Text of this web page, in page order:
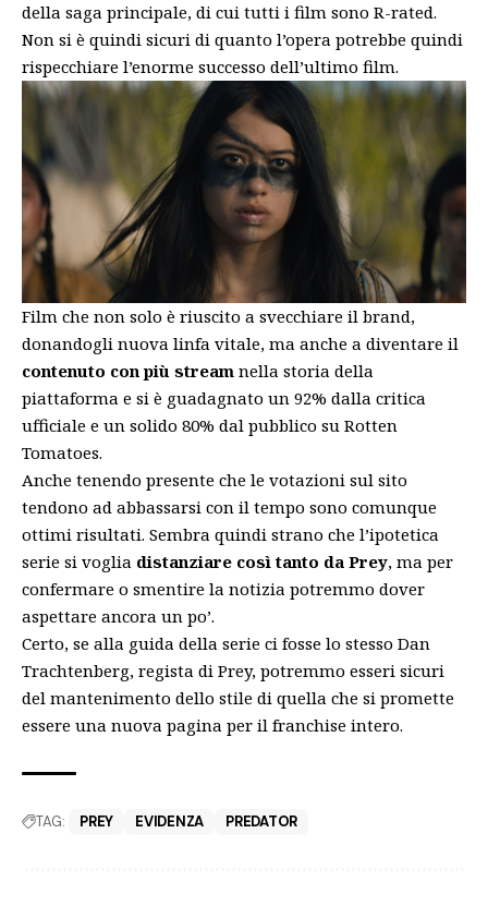
della saga principale, di cui tutti i film sono R-rated.
Non si è quindi sicuri di quanto l’opera potrebbe quindi
rispecchiare l’enorme successo dell’ultimo film.
Film che non solo è riuscito a svecchiare il brand,
donandogli nuova linfa vitale, ma anche a diventare il
contenuto con più stream nella storia della
piattaforma e si è guadagnato un 92% dalla critica
ufficiale e un solido 80% dal pubblico su Rotten
Tomatoes.
Anche tenendo presente che le votazioni sul sito
tendono ad abbassarsi con il tempo sono comunque
ottimi risultati. Sembra quindi strano che l’ipotetica
serie si voglia distanziare così tanto da Prey, ma per
confermare o smentire la notizia potremmo dover
aspettare ancora un po’.
Certo, se alla guida della serie ci fosse lo stesso Dan
Trachtenberg, regista di Prey, potremmo esseri sicuri
del mantenimento dello stile di quella che si promette
essere una nuova pagina per il franchise intero.
TAG: PREY EVIDENZA PREDATOR